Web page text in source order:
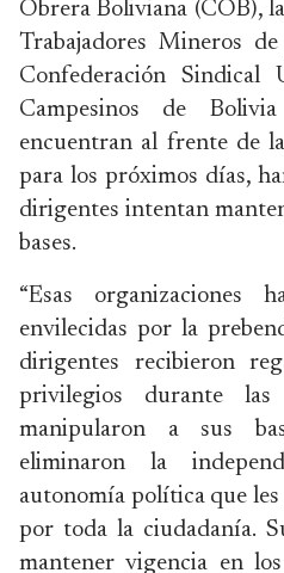
Obrera Boliviana (COB),
Trabajadores Mineros
Confederación Sindical
Campesinos de
encuentran al frente de
para los próximos días,
dirigentes intentan
bases.
“Esas organizaciones
envilecidas por la
dirigentes recibieron
privilegios durante
manipularon a sus
eliminaron la
autonomía política que
por toda la ciudadanía.
mantener vigencia en